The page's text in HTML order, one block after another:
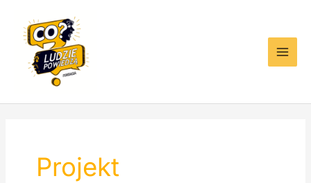
treści
Main
Projekt